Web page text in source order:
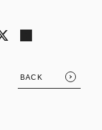
BACK